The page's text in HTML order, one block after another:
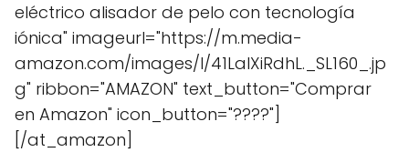
eléctrico alisador de pelo con tecnología
iónica" imageurl="https://m.media-
amazon.com/images/I/41LalXiRdhL._SL160_.jp
g" ribbon="AMAZON" text_button="Comprar
en Amazon" icon_button="????"]
[/at_amazon]